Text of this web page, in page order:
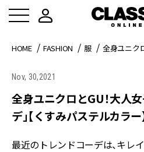
HOME FASHION 服 全身ユニク
Nov, 30,2021
全身ユニクロとGU！大人
デ」【くすみパステルカラー
最近のトレンドコーデは、キレ